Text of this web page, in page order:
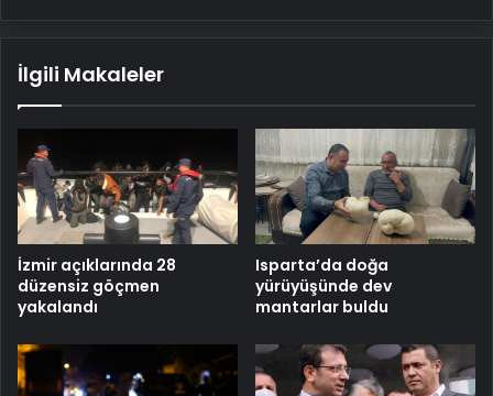
İlgili Makaleler
İzmir açıklarında 28
düzensiz göçmen
yakalandı
Isparta’da doğa
yürüyüşünde dev
mantarlar buldu